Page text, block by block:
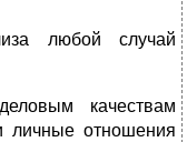
любой случай
качествам
личные отношения